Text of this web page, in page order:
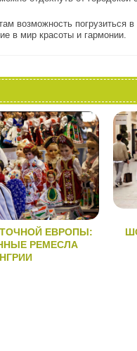
возможность погрузиться
в мир красоты и гармонии.
ЕВРОПЫ:
РЕМЕСЛА